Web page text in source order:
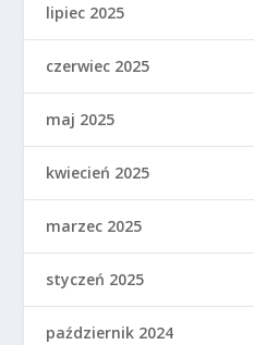
lipiec 2025
czerwiec 2025
maj 2025
kwiecień 2025
marzec 2025
styczeń 2025
październik 2024